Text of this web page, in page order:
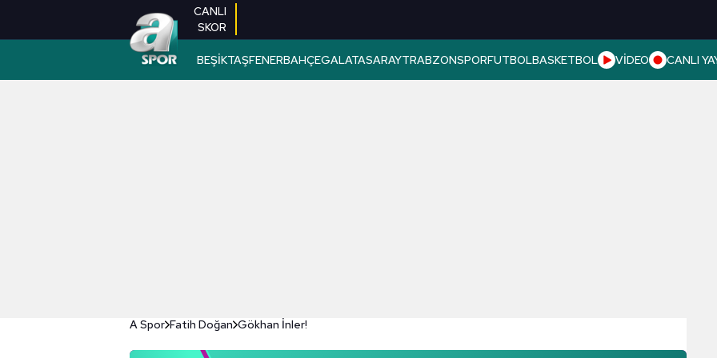
CANLI
SKOR
BEŞİKTAŞFENERBAHÇEGALATASARAYTRABZONSPORFUTBOLBASKETBOL VİDEO CANLI
A Spor Fatih Doğan Gökhan İnler!